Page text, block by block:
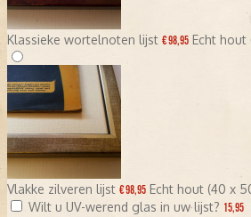
Klassieke wortelnoten lijst € 98,95 Echt hout
Vlakke zilveren lijst € 98,95 Echt hout (40 x
Wilt u UV-werend glas in uw lijst? 15,95